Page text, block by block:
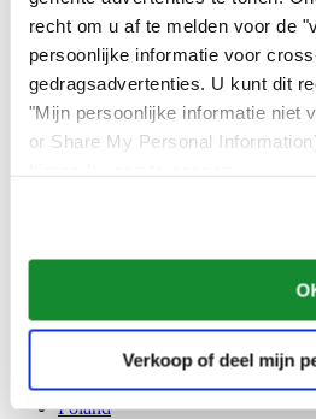
recht om u af te melden voor de
persoonlijke informatie voor
gedragsadvertenties. U kunt dit
"Mijn persoonlijke informatie niet
or Share My Personal
Verkoop of deel mijn
Austria
Belgium
Dutch
Français
China
English
简体中文
English
Netherlands
Norway
Poland